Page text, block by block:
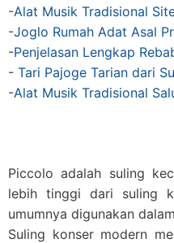
-Alat Musik Tradisional
-Joglo Rumah Adat Asal
-Penjelasan Lengkap
- Tari Pajoge Tarian dari
-Alat Musik Tradisional
Piccolo adalah suling
lebih tinggi dari suling
umumnya digunakan
Suling konser modern